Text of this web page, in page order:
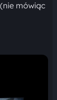
mówiąc